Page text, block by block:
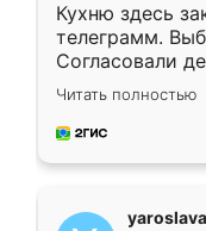
Кухню здесь
телеграмм.
Согласовали
недели кухня
довольны
мебель за
Читать полностью